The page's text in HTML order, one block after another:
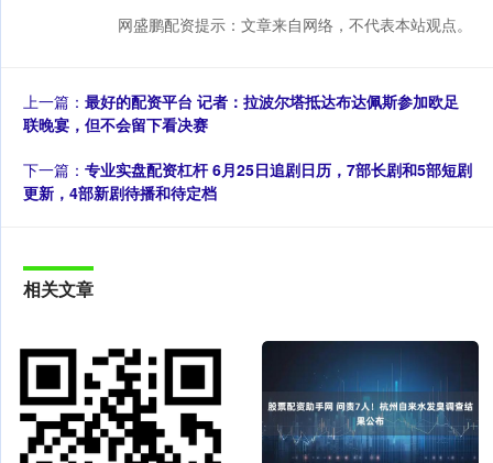
网盛鹏配资提示：文章来自网络，不代表本站观点。
上一篇： 最好的配资平台 记者：拉波尔塔抵达布达佩斯参加欧足
联晚宴，但不会留下看决赛
下一篇： 专业实盘配资杠杆 6月25日追剧日历，7部长剧和5部短剧
更新，4部新剧待播和待定档
相关文章